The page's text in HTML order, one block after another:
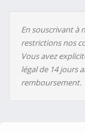
En souscrivant à
restrictions nos
Vous avez
légal de 14 jours
remboursement.